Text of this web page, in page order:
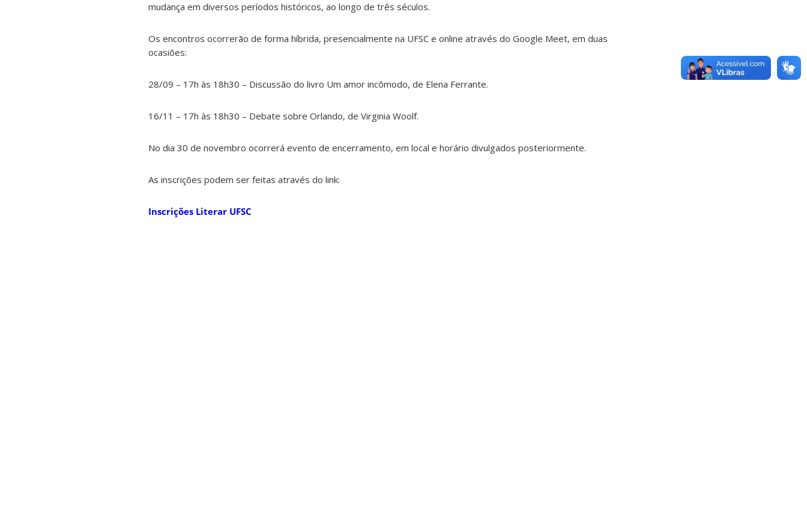
mudança em diversos períodos históricos, ao longo de três séculos.
Os encontros ocorrerão de forma híbrida, presencialmente na UFSC e online através do Google Meet, em duas
ocasiões:
28/09 – 17h às 18h30 – Discussão do livro Um amor incômodo, de Elena Ferrante.
16/11 – 17h às 18h30 – Debate sobre Orlando, de Virginia Woolf.
No dia 30 de novembro ocorrerá evento de encerramento, em local e horário divulgados posteriormente.
As inscrições podem ser feitas através do link:
Inscrições Literar UFSC